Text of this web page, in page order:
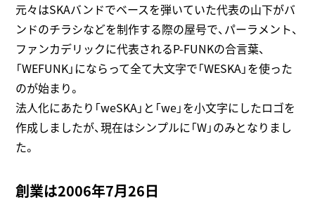
元々はSKAバンドでベースを弾いていた代表の山下がバ
ンドのチラシなどを制作する際の屋号で、パーラメント、
ファンカデリックに代表されるP-FUNKの合言葉、
「WEFUNK」にならって全て大文字で「WESKA」を使った
のが始まり。
法人化にあたり「weSKA」と「we」を小文字にしたロゴを
作成しましたが、現在はシンプルに「W」のみとなりまし
た。
創業は2006年7月26日